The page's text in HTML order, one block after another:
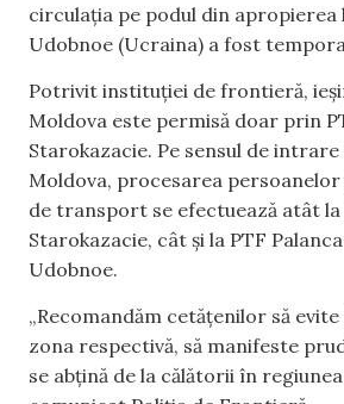
circulația pe podul din
Udobnoe (Ucraina) a fost
Potrivit instituției de frontieră,
Moldova este permisă doar prin
Starokazacie. Pe sensul de intrare
Moldova, procesarea
de transport se efectuează atât la
Starokazacie, cât și la PTF
Udobnoe.
„Recomandăm cetățenilor să
zona respectivă, să manifeste
se abțină de la călătorii în regiunea